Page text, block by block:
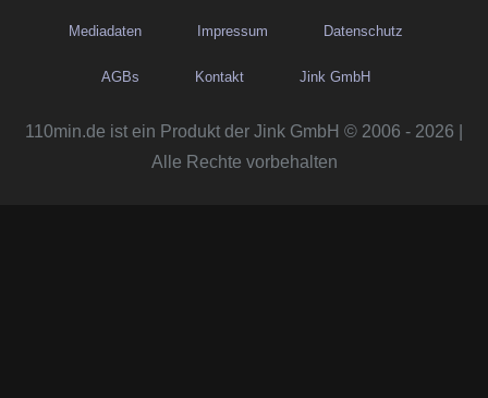
Mediadaten Impressum Datenschutz
AGBs Kontakt Jink GmbH
110min.de ist ein Produkt der Jink GmbH © 2006 - 2026 |
Alle Rechte vorbehalten